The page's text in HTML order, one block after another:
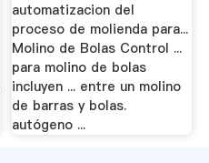
automatizacion del
proceso de molienda para...
Molino de Bolas Control ...
para molino de bolas
incluyen ... entre un molino
de barras y bolas.
autógeno ...